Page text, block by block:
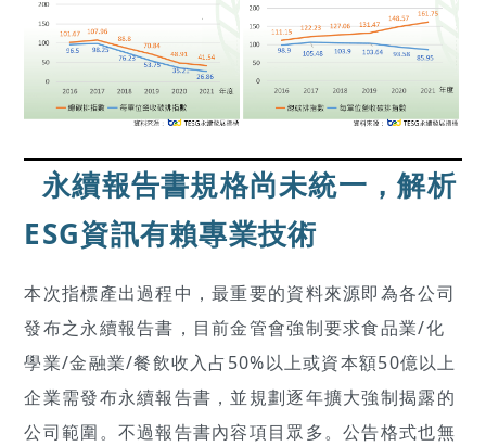
永續報告書規格尚未統一，解析
ESG資訊有賴專業技術
本次指標產出過程中，最重要的資料來源即為各公司
發布之永續報告書，目前金管會強制要求食品業/化
學業/金融業/餐飲收入占50%以上或資本額50億以上
企業需發布永續報告書，並規劃逐年擴大強制揭露的
公司範圍。不過報告書內容項目眾多。公告格式也無